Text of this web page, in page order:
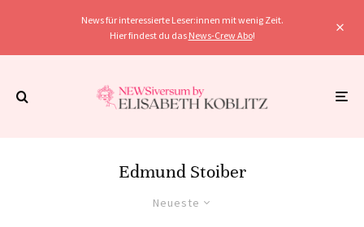
News für interessierte Leser:innen mit wenig Zeit.
Hier findest du das News-Crew Abo!
Edmund Stoiber
Neueste